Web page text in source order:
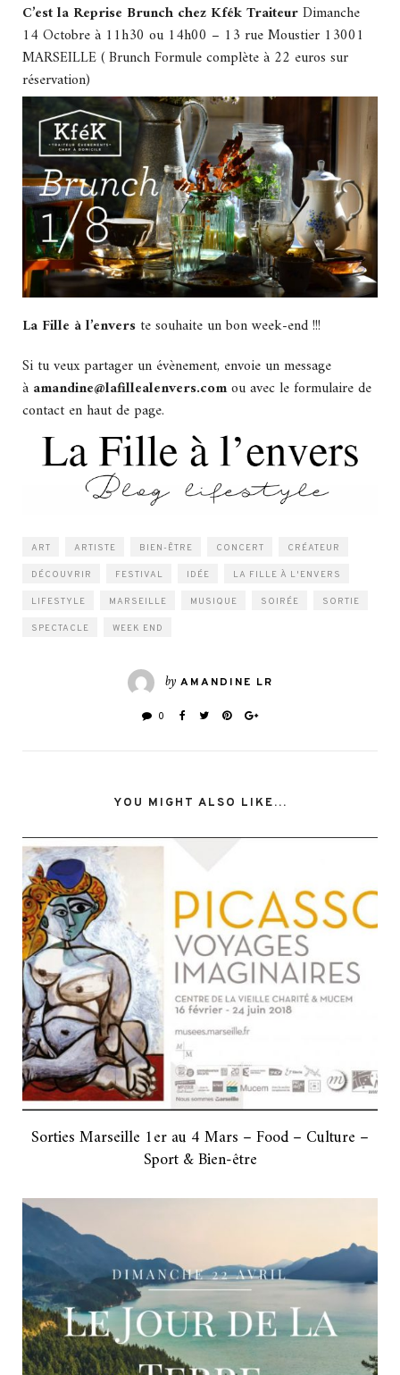
C’est la Reprise Brunch chez Kfék TraiteurDimanche
14 Octobre à 11h30 ou 14h00 – 13 rue Moustier 13001
MARSEILLE ( Brunch Formule complète à 22 euros sur
réservation)
La Fille à l’envers te souhaite un bon week-end !!!
Si tu veux partager un évènement, envoie un message
à amandine@lafillealenvers.comou avec le formulaire de
contact en haut de page.
ART ARTISTE BIEN-ÊTRE CONCERT CRÉATEUR
DÉCOUVRIR FESTIVAL IDÉE LA FILLE À L'ENVERS
LIFESTYLE MARSEILLE MUSIQUE SOIRÉE SORTIE
SPECTACLE WEEK END
by AMANDINE LR
0
YOU MIGHT ALSO LIKE...
Sorties Marseille 1er au 4 Mars – Food – Culture –
Sport & Bien-être